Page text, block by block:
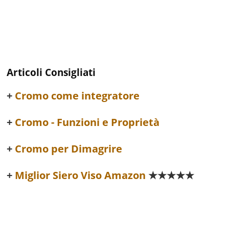
Articoli Consigliati
Cromo come integratore
Cromo - Funzioni e Proprietà
Cromo per Dimagrire
Miglior Siero Viso Amazon ★★★★★